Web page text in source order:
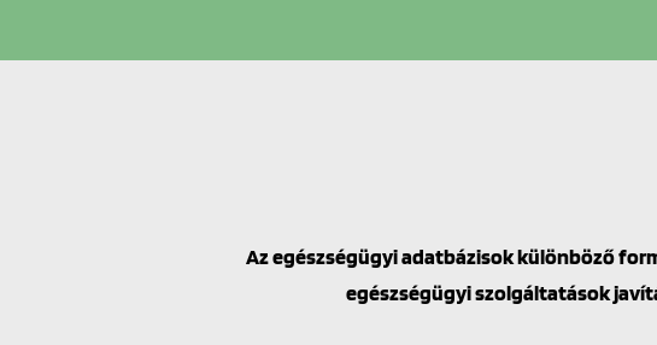
Az egészségügyi adatbázisok különböző
egészségügyi szolgáltatások